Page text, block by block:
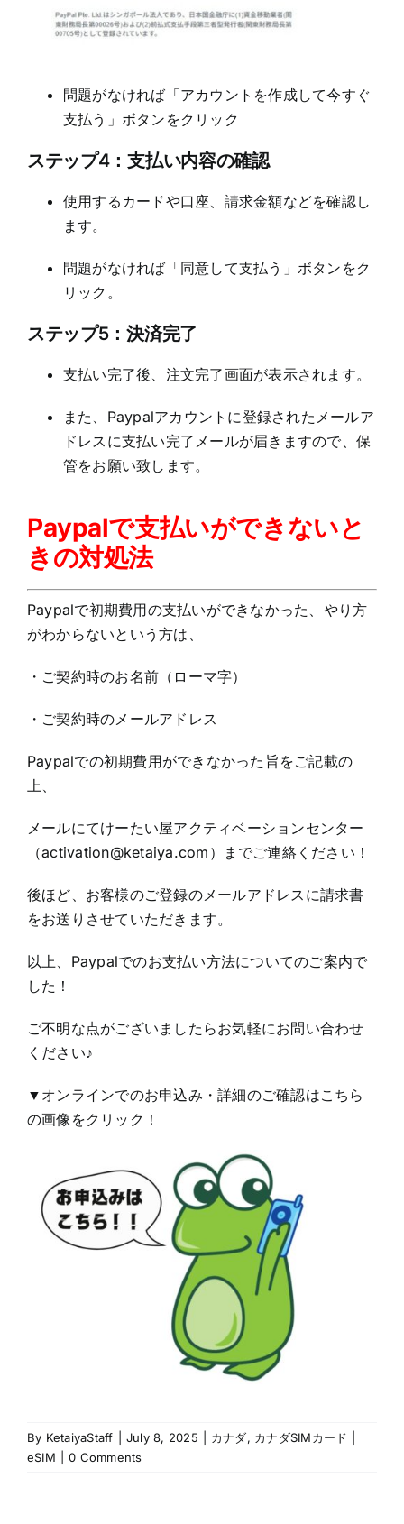
問題がなければ「アカウントを作成して今すぐ
支払う」ボタンをクリック
ステップ4：支払い内容の確認
使用するカードや口座、請求金額などを確認し
ます。
問題がなければ「同意して支払う」ボタンをク
リック。
ステップ5：決済完了
支払い完了後、注文完了画面が表示されます。
また、Paypalアカウントに登録されたメールア
ドレスに支払い完了メールが届きますので、保
管をお願い致します。
Paypalで支払いができないと
きの対処法
Paypalで初期費用の支払いができなかった、やり方
がわからないという方は、
・ご契約時のお名前（ローマ字）
・ご契約時のメールアドレス
Paypalでの初期費用ができなかった旨をご記載の
上、
メールにてけーたい屋アクティベーションセンター
（activation@ketaiya.com）までご連絡ください！
後ほど、お客様のご登録のメールアドレスに請求書
をお送りさせていただきます。
以上、Paypalでのお支払い方法についてのご案内で
した！
ご不明な点がございましたらお気軽にお問い合わせ
ください♪
▼オンラインでのお申込み・詳細のご確認はこちら
の画像をクリック！
By KetaiyaStaff July 8, 2025 カナダ, カナダSIMカード |
eSIM
0 Comments